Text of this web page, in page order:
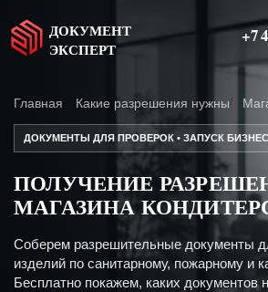
ДОКУМЕНТ
ЭКСПЕРТ
+7
Главная Какие разрешения нужны
ДОКУМЕНТЫ ДЛЯ ПРОВЕРОК • ЗАПУСК
ПОЛУЧЕНИЕ
МАГАЗИНА
Соберем разрешительные документы
изделий по санитарному, пожарному и
Бесплатно покажем, каких документов